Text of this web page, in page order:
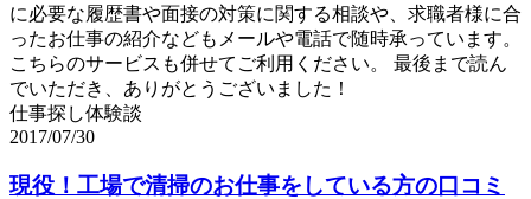
に必要な履歴書や面接の対策に関する相談や、求職者様に合
ったお仕事の紹介などもメールや電話で随時承っています。
こちらのサービスも併せてご利用ください。 最後まで読ん
でいただき、ありがとうございました！
仕事探し体験談
2017/07/30
現役！工場で清掃のお仕事をしている方の口コミ